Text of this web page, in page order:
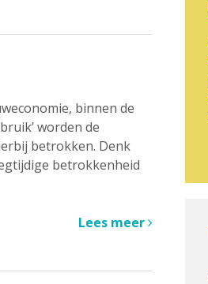
binnen de
worden de
betrokken. Denk
betrokkenheid
Lees meer